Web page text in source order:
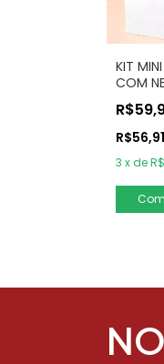
KIT
COM
MAQUIAR
R$56,91
3 xde